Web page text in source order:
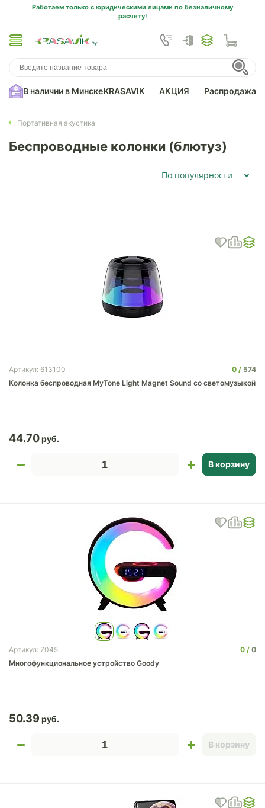
Работаем только с юридическими лицами по безналичному
расчету!
В наличии в МинскеKRASAVIK АКЦИЯ Распродажа
Портативная акустика
Беспроводные колонки (блютуз)
По популярности
Артикул: 613100 0
574
Колонка беспроводная MyTone Light Magnet Sound со светомузыкой
44.70
В корзину
Артикул: 7045 0
0
Многофункциональное устройство Goody
50.39
В корзину